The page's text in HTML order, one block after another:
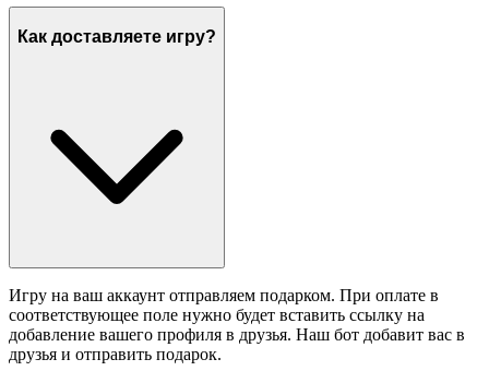
Как доставляете игру?
Игру на ваш аккаунт отправляем подарком. При оплате в
соответствующее поле нужно будет вставить ссылку на
добавление вашего профиля в друзья. Наш бот добавит вас в
друзья и отправить подарок.